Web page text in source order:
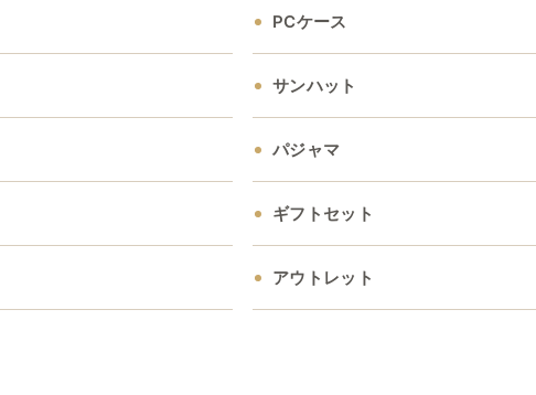
PCケース
サンハット
パジャマ
ギフトセット
アウトレット